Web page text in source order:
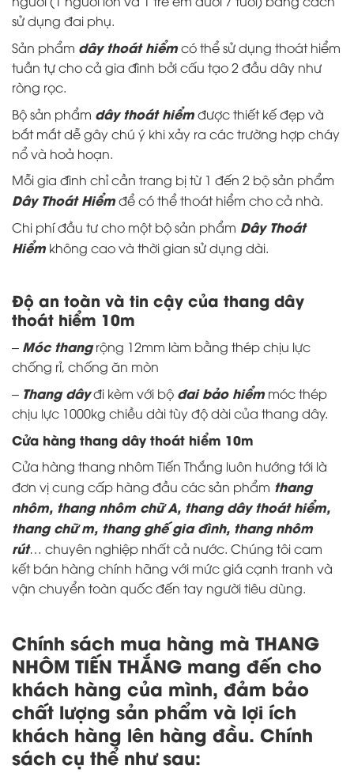
sử dụng đai phụ.
Sản phẩm dây thoát hiểmcó thể sử dụng thoát hiểm
tuần tự cho cả gia đình bởi cấu tạo 2 đầu dây như
ròng rọc.
Bộ sản phẩm dây thoát hiểmđược thiết kế đẹp và
bắt mắt dễ gây chú ý khi xảy ra các trường hợp cháy
nổ và hoả hoạn.
Mỗi gia đình chỉ cần trang bị từ 1 đến 2 bộ sản phẩm
Dây Thoát Hiểmđể có thể thoát hiểm cho cả nhà.
Chi phí đầu tư cho một bộ sản phẩm Dây Thoát
Hiểmkhông cao và thời gian sử dụng dài.
Độ an toàn và tin cậy của thang dây
thoát hiểm 10m
– Móc thang rộng 12mm làm bằng thép chịu lực
chống rỉ, chống ăn mòn
– Thang dâyđi kèm với bộ đai bảo hiểmmóc thép
chịu lực 1000kg chiều dài tùy độ dài của thang dây.
Cửa hàng thang dây thoát hiểm 10m
Cửa hàng thang nhôm Tiến Thắng luôn hướng tới là
đơn vị cung cấp hàng đầu các sản phẩm thang
nhôm, thang nhôm chữ A, thang dây thoát hiểm,
thang chữ m, thang ghế gia đình, thang nhôm
rút… chuyên nghiệp nhất cả nước. Chúng tôi cam
kết bán hàng chính hãng với mức giá cạnh tranh và
vận chuyển toàn quốc đến tay người tiêu dùng.
Chính sách mua hàng mà THANG
NHÔM TIẾN THẮNG mang đến cho
khách hàng của mình, đảm bảo
chất lượng sản phẩm và lợi ích
khách hàng lên hàng đầu. Chính
sách cụ thể như sau: